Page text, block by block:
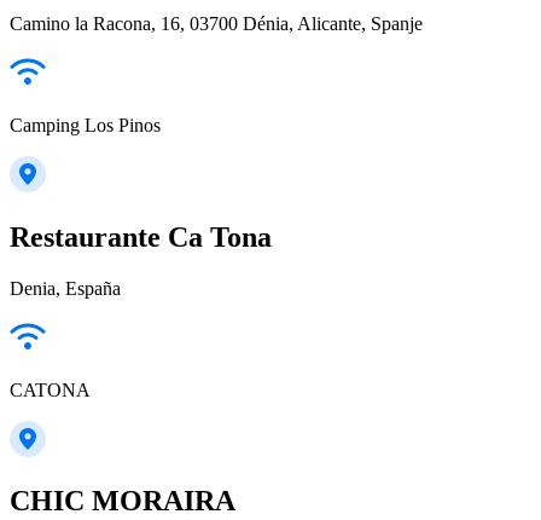
Camino la Racona, 16, 03700 Dénia, Alicante, Spanje
Camping Los Pinos
Restaurante Ca Tona
Denia, España
CATONA
CHIC MORAIRA